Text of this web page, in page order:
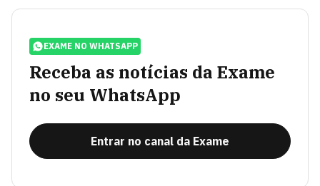
EXAME NO WHATSAPP
Receba as notícias da Exame
no seu WhatsApp
Entrar no canal da Exame